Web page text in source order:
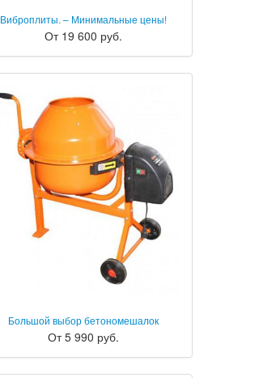
Виброплиты. – Минимальные цены!
От 19 600 руб.
Большой выбор бетономешалок
От 5 990 руб.